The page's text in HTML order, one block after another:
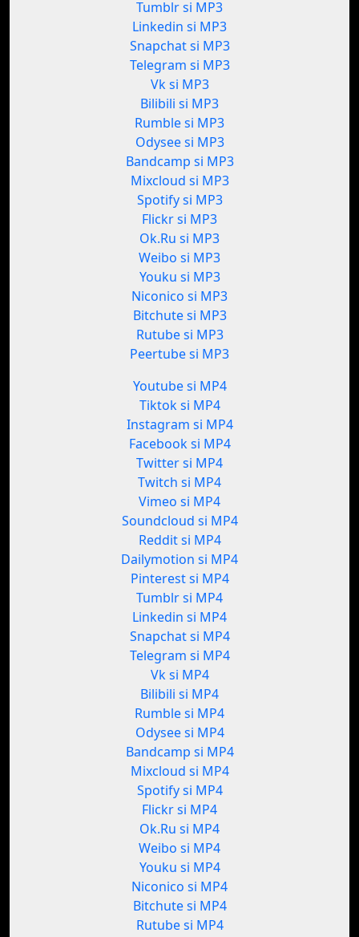
Tumblr si MP3
Linkedin si MP3
Snapchat si MP3
Telegram si MP3
Vk si MP3
Bilibili si MP3
Rumble si MP3
Odysee si MP3
Bandcamp si MP3
Mixcloud si MP3
Spotify si MP3
Flickr si MP3
Ok.Ru si MP3
Weibo si MP3
Youku si MP3
Niconico si MP3
Bitchute si MP3
Rutube si MP3
Peertube si MP3
Youtube si MP4
Tiktok si MP4
Instagram si MP4
Facebook si MP4
Twitter si MP4
Twitch si MP4
Vimeo si MP4
Soundcloud si MP4
Reddit si MP4
Dailymotion si MP4
Pinterest si MP4
Tumblr si MP4
Linkedin si MP4
Snapchat si MP4
Telegram si MP4
Vk si MP4
Bilibili si MP4
Rumble si MP4
Odysee si MP4
Bandcamp si MP4
Mixcloud si MP4
Spotify si MP4
Flickr si MP4
Ok.Ru si MP4
Weibo si MP4
Youku si MP4
Niconico si MP4
Bitchute si MP4
Rutube si MP4